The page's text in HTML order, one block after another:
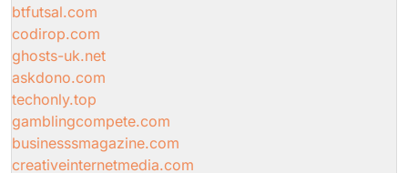
btfutsal.com
codirop.com
ghosts-uk.net
askdono.com
techonly.top
gamblingcompete.com
businesssmagazine.com
creativeinternetmedia.com